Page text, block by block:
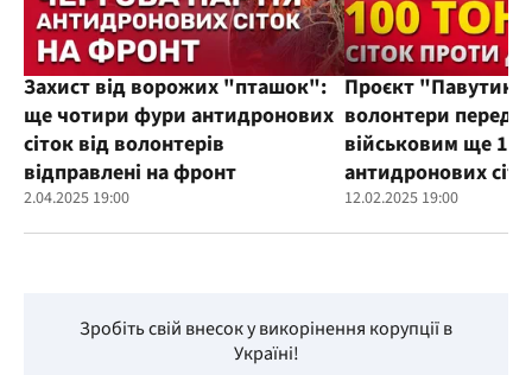
Захист від ворожих "пташок":
ще чотири фури антидронових
сіток від волонтерів
відправлені на фронт
2.04.2025 19:00
Проєкт
волонтери
військовим ще
антидронових
12.02.2025 19:00
Зробіть свій внесок у викорінення корупції в
Україні!